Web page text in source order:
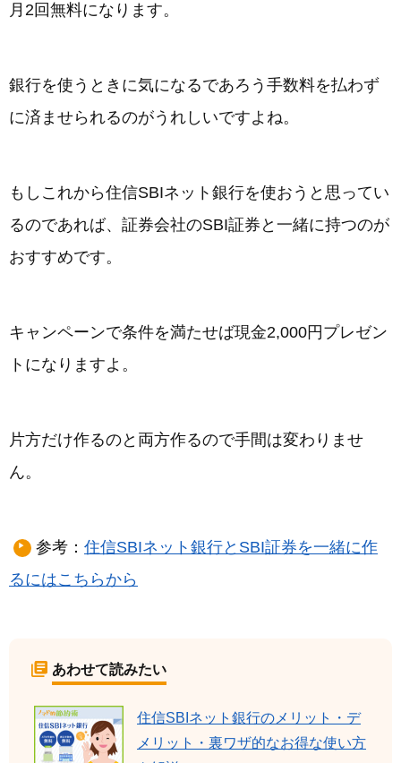
月2回無料になります。
銀行を使うときに気になるであろう手数料を払わず
に済ませられるのがうれしいですよね。
もしこれから住信SBIネット銀行を使おうと思ってい
るのであれば、証券会社のSBI証券と一緒に持つのが
おすすめです。
キャンペーンで条件を満たせば現金2,000円プレゼン
トになりますよ。
片方だけ作るのと両方作るので手間は変わりませ
ん。
参考： 住信SBIネット銀行とSBI証券を一緒に作
るにはこちらから
あわせて読みたい
住信SBIネット銀行のメリット・デ
メリット・裏ワザ的なお得な使い方